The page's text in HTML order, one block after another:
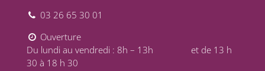
03 26 65 30 01
Ouverture
Du lundi au vendredi : 8h – 13h et de 13 h
30 à 18 h 30